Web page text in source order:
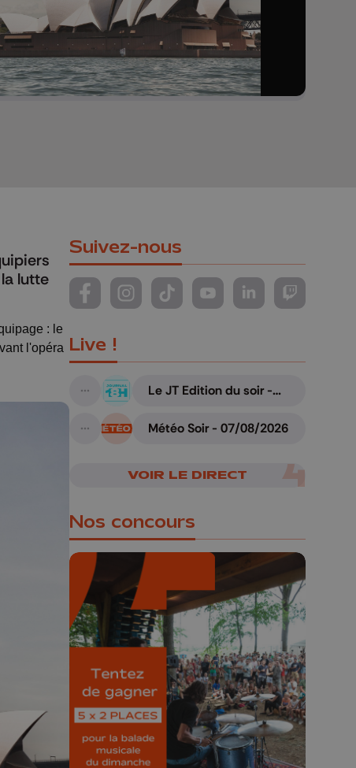
lutte
: le
l'opéra
Suivez-nous
Suivez-nous sur FaceBook
Suivez-nous sur Instagram
Suivez-nous sur TikTok
Suivez-nous sur YouTube
Suivez-nous sur
Suivez-
Live !
A suivre
Le JT Edition du soir -
A suivre
Météo Soir - 07/08/2026
VOIR LE DIRECT
Nos concours
🎁 Gagnez 5x2
places pour le
Bucolique Ferrières
Festival 🌿🎶
Concours valable jusqu'au 9 août,
23h59.